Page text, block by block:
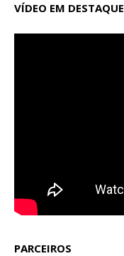
VÍDEO EM DESTAQUE
PARCEIROS